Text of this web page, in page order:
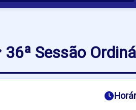
36ª Sessão